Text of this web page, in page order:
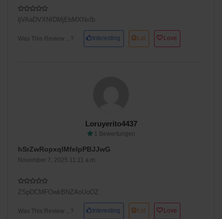
ljVAaDVXNIDMjEbMXNxIb
Was This Review ...? Interesting Lol Love
Loruyerito4437
1 Bewertungen
hSrZwRopxqlMfeIpPBJJwG
November 7, 2025 11:11 a.m.
ZSpDCMFOwkBNZAoUoOZ
Was This Review ...? Interesting Lol Love